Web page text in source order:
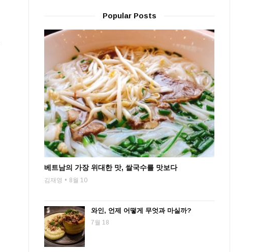
Popular Posts
베트남의 가장 위대한 맛, 쌀국수를 맛보다
김재영 8월 10
와인, 언제 어떻게 무엇과 마실까?
7월 18